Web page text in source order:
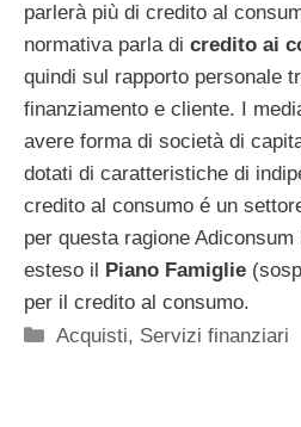
parlerà più di credito al
normativa parla di credito ai
quindi sul rapporto personale
finanziamento e cliente. I
avere forma di società di
dotati di caratteristiche di
credito al consumo é un
per questa ragione
esteso il Piano Famiglie
per il credito al consumo.
Categorie
Acquisti, Servizi finanziari